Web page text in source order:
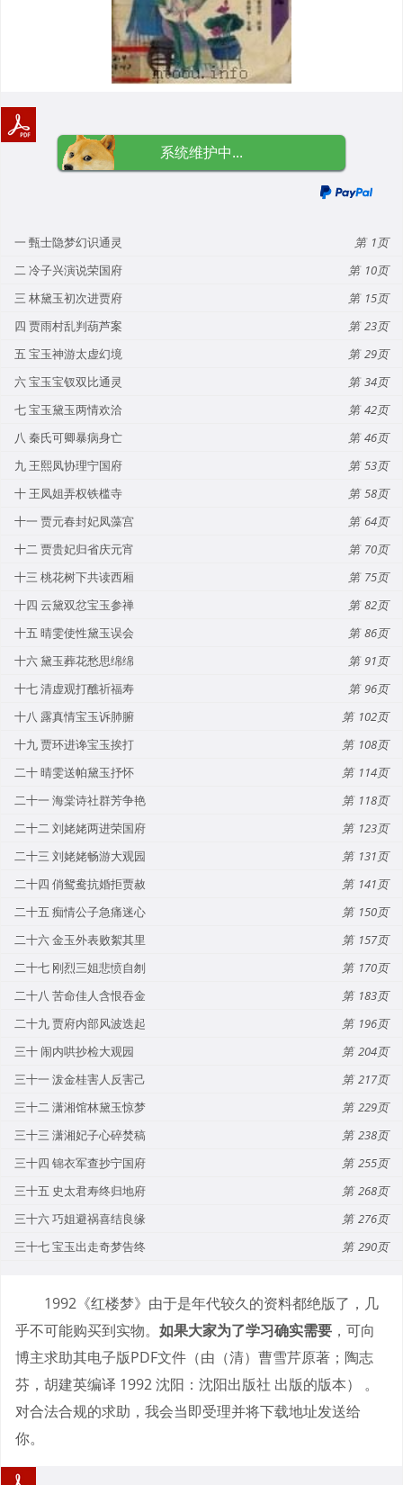
系统维护中...
一 甄士隐梦幻识通灵
1
二 冷子兴演说荣国府
10
三 林黛玉初次进贾府
15
四 贾雨村乱判葫芦案
23
五 宝玉神游太虚幻境
29
六 宝玉宝钗双比通灵
34
七 宝玉黛玉两情欢洽
42
八 秦氏可卿暴病身亡
46
九 王熙凤协理宁国府
53
十 王凤姐弄权铁槛寺
58
十一 贾元春封妃凤藻宫
64
十二 贾贵妃归省庆元宵
70
十三 桃花树下共读西厢
75
十四 云黛双忿宝玉参禅
82
十五 晴雯使性黛玉误会
86
十六 黛玉葬花愁思绵绵
91
十七 清虚观打醮祈福寿
96
十八 露真情宝玉诉肺腑
102
十九 贾环进谗宝玉挨打
108
二十 晴雯送帕黛玉抒怀
114
二十一 海棠诗社群芳争艳
118
二十二 刘姥姥两进荣国府
123
二十三 刘姥姥畅游大观园
131
二十四 俏鸳鸯抗婚拒贾赦
141
二十五 痴情公子急痛迷心
150
二十六 金玉外表败絮其里
157
二十七 刚烈三姐悲愤自刎
170
二十八 苦命佳人含恨吞金
183
二十九 贾府内部风波迭起
196
三十 闹内哄抄检大观园
204
三十一 泼金桂害人反害己
217
三十二 潇湘馆林黛玉惊梦
229
三十三 潇湘妃子心碎焚稿
238
三十四 锦衣军查抄宁国府
255
三十五 史太君寿终归地府
268
三十六 巧姐避祸喜结良缘
276
三十七 宝玉出走奇梦告终
290
1992《红楼梦》由于是年代较久的资料都绝版了，几
乎不可能购买到实物。 如果大家为了学习确实需要 ，可向
博主求助其电子版PDF文件（由（清）曹雪芹原著；陶志
芬，胡建英编译 1992 沈阳：沈阳出版社 出版的版本） 。
对合法合规的求助，我会当即受理并将下载地址发送给
你。